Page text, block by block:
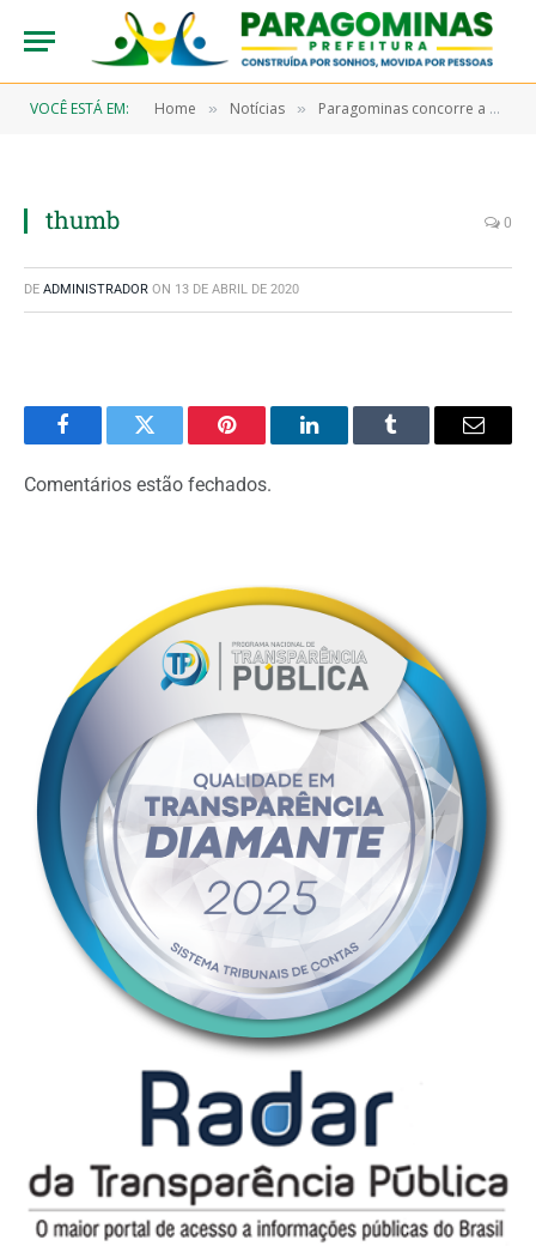
VOCÊ ESTÁ EM: Home » Notícias » Paragominas concorre a prêmio nacional por projeto de reciclagem
thumb 0
DE ADMINISTRADOR ON 13 DE ABRIL DE 2020
FacebookTwitter Pinterest LinkedInTumblr Email
Comentários estão fechados.